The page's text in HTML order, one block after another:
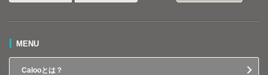
MENU
Calooとは？